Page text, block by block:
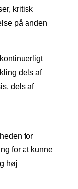
kritisk
på anden
dels af
dels af
for
for at kunne
høj